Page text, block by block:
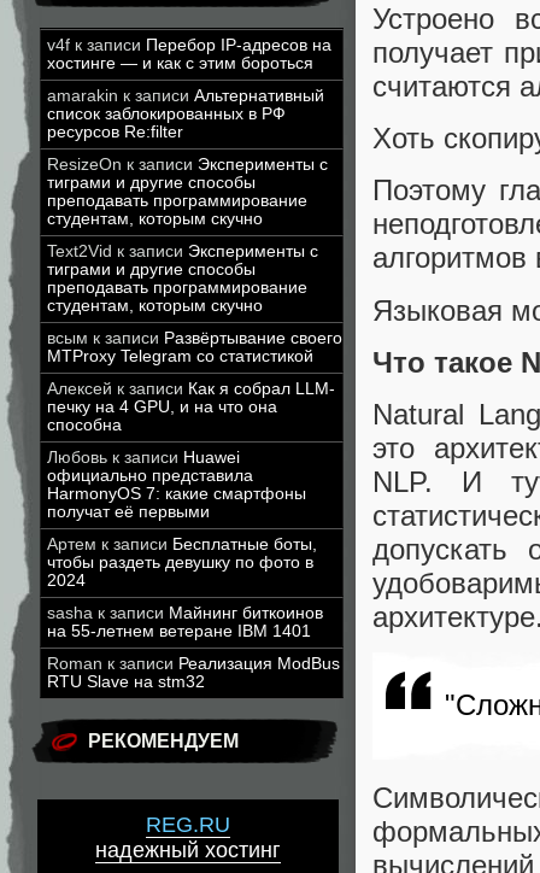
v4f к записи Перебор IP-адресов на
хостинге — и как с этим бороться
amarakin к записи Альтернативный
список заблокированных в РФ
ресурсов Re:filter
ResizeOn к записи Эксперименты с
тиграми и другие способы
преподавать программирование
студентам, которым скучно
Text2Vid к записи Эксперименты с
тиграми и другие способы
преподавать программирование
студентам, которым скучно
всым к записи Развёртывание своего
MTProxy Telegram со статистикой
Алексей к записи Как я собрал LLM-
печку на 4 GPU, и на что она
способна
Любовь к записи Huawei
официально представила
HarmonyOS 7: какие смартфоны
получат её первыми
Артем к записи Бесплатные боты,
чтобы раздеть девушку по фото в
2024
sasha к записи Майнинг биткоинов
на 55-летнем ветеране IBM 1401
Roman к записи Реализация ModBus
RTU Slave на stm32
РЕКОМЕНДУЕМ
REG.RU
надежный хостинг
Устроено
получает
считаются
Хоть
Поэтому
алгоритмов
Языковая
Что такое
Natural
это
NLP. И
допускать